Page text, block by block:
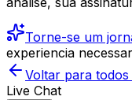
Torne-se um
experiencia
Voltar para todos
Live Chat